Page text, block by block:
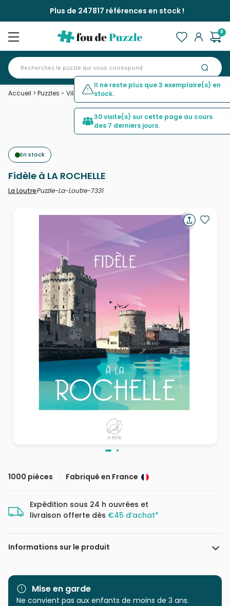
Plus de 247817 références en stock !
0
Accueil > Puzzles - Villes et Villages
En stock
Fidèle à LA ROCHELLE
La LoutrePuzzle-La-Loutre-7331
1000 pièces Fabriqué en France
Expédition sous 24 h ouvrées et
livraison offerte dès €45 d’achat*
Informations sur le produit
Marque La Loutre
Catégorie Puzzles - Villes et Villages
Mise en garde
Ne convient pas aux enfants de moins de 3 ans.
Il ne reste plus que 3 exemplaire(s) en
stock.
30 visite(s) sur cette page au cours
des 7 derniers jours.